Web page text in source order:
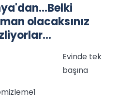
olacaksınız
Evinde tek
başına